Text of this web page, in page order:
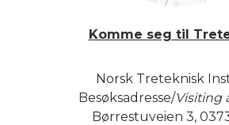
Komme seg til
Norsk Treteknisk
Besøksadresse/Visiting
Børrestuveien 3,